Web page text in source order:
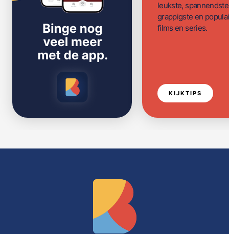
leukste,
grappigste en
films en series.
KIJKTIPS